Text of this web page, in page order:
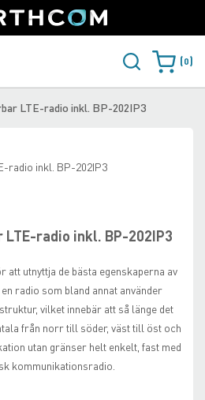
Varukorgen
0
LTE-radio inkl. BP-202IP3
LTE-radio inkl. BP-202IP3
att utnyttja de bästa egenskaperna av
radio som bland annat använder
vilket innebär att så länge det
från norr till söder, väst till öst och
utan gränser helt enkelt, fast med
kommunikationsradio.